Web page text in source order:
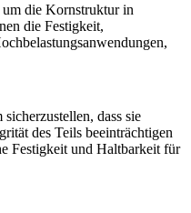
die Kornstruktur in
die Festigkeit,
dass sie
des Teils beeinträchtigen
Festigkeit und Haltbarkeit für